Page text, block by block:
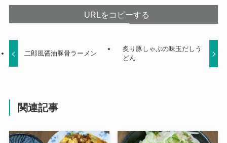
URLをコピーする
二郎風醤油豚骨ラーメン
炙り豚しゃぶの味玉だしう
どん
関連記事